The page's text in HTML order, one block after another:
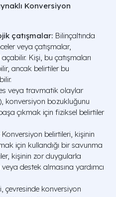
Konversiyon
çatışmalar: Bilinçaltında
veya çatışmalar,
Kişi, bu çatışmaları
ancak belirtiler bu
veya travmatik olaylar
konversiyon bozukluğunu
çıkmak için fiziksel belirtiler
Konversiyon belirtileri, kişinin
için kullandığı bir savunma
kişinin zor duygularla
destek almasına yardımcı
çevresinde konversiyon